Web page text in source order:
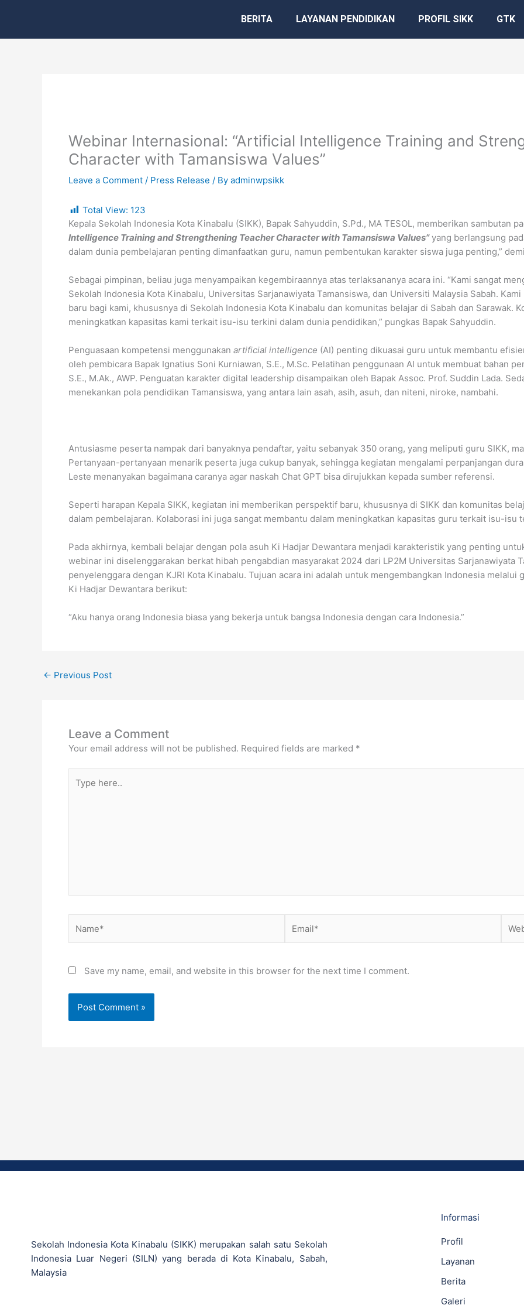
BERITA LAYANAN PENDIDIKAN PROFIL SIKK GTK
Webinar Internasional: “Artificial Intelligence Training and
Character with Tamansiswa Values”
Leave a Comment / Press Release / By adminwpsikk
Total View: 123
Kepala Sekolah Indonesia Kota Kinabalu (SIKK), Bapak Sahyuddin, S.Pd., MA TESOL, memberikan sambutan
Intelligence Training and Strengthening Teacher Character with Tamansiswa Values”yang berlangsung
dalam dunia pembelajaran penting dimanfaatkan guru, namun pembentukan karakter siswa juga penting,”
Sebagai pimpinan, beliau juga menyampaikan kegembiraannya atas terlaksananya acara ini. “Kami sangat
Sekolah Indonesia Kota Kinabalu, Universitas Sarjanawiyata Tamansiswa, dan Universiti Malaysia Sabah.
baru bagi kami, khususnya di Sekolah Indonesia Kota Kinabalu dan komunitas belajar di Sabah dan Sarawak.
meningkatkan kapasitas kami terkait isu-isu terkini dalam dunia pendidikan,” pungkas Bapak Sahyuddin.
Penguasaan kompetensi menggunakan artificial intelligence (AI) penting dikuasai guru untuk membantu
oleh pembicara Bapak Ignatius Soni Kurniawan, S.E., M.Sc. Pelatihan penggunaan AI untuk membuat bahan
S.E., M.Ak., AWP. Penguatan karakter digital leadership disampaikan oleh Bapak Assoc. Prof. Suddin Lada.
menekankan pola pendidikan Tamansiswa, yang antara lain asah, asih, asuh, dan niteni, niroke, nambahi.
Antusiasme peserta nampak dari banyaknya pendaftar, yaitu sebanyak 350 orang, yang meliputi guru SIKK,
Pertanyaan-pertanyaan menarik peserta juga cukup banyak, sehingga kegiatan mengalami perpanjangan
Leste menanyakan bagaimana caranya agar naskah Chat GPT bisa dirujukkan kepada sumber referensi.
Seperti harapan Kepala SIKK, kegiatan ini memberikan perspektif baru, khususnya di SIKK dan komunitas
dalam pembelajaran. Kolaborasi ini juga sangat membantu dalam meningkatkan kapasitas guru terkait isu-isu
Pada akhirnya, kembali belajar dengan pola asuh Ki Hadjar Dewantara menjadi karakteristik yang penting
webinar ini diselenggarakan berkat hibah pengabdian masyarakat 2024 dari LP2M Universitas Sarjanawiyata
penyelenggara dengan KJRI Kota Kinabalu. Tujuan acara ini adalah untuk mengembangkan Indonesia
Ki Hadjar Dewantara berikut:
“Aku hanya orang Indonesia biasa yang bekerja untuk bangsa Indonesia dengan cara Indonesia.”
← Previous Post
Leave a Comment
Your email address will not be published. Required fields are marked *
here..
Save my name, email, and website in this browser for the next time I comment.
Sekolah Indonesia Kota Kinabalu (SIKK) merupakan salah satu Sekolah
Indonesia Luar Negeri (SILN) yang berada di Kota Kinabalu, Sabah,
Malaysia
Informasi
Profil
Layanan
Berita
Galeri